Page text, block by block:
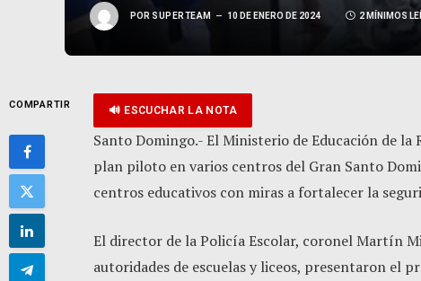
POR SUPERTEAM 10 DE ENERO DE 2024 2 MÍNIMOS
COMPARTIR 🔊 ESCUCHAR LA NOTA
Santo Domingo.- El Ministerio de Educación de
plan piloto en varios centros del Gran Santo
centros educativos con miras a fortalecer la
El director de la Policía Escolar, coronel Martín
autoridades de escuelas y liceos, presentaron el